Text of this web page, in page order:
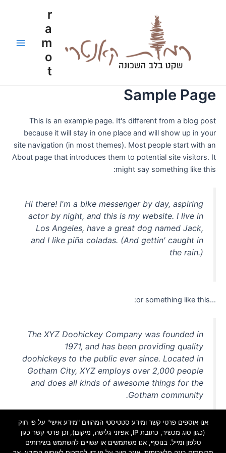
r
a
m
o
t
Sample Page
This is an example page. It's different from a blog post
because it will stay in one place and will show up in your
site navigation (in most themes). Most people start with an
About page that introduces them to potential site visitors. It
might say something like this:
Hi there! I'm a bike messenger by day, aspiring
actor by night, and this is my website. I live in
Los Angeles, have a great dog named Jack,
and I like piña coladas. (And gettin' caught in
the rain.)
…or something like this:
The XYZ Doohickey Company was founded in
1971, and has been providing quality
doohickeys to the public ever since. Located in
Gotham City, XYZ employs over 2,000 people
and does all kinds of awesome things for the
Gotham community.
As a new WordPress user, you should go toyour dashboard
אנו אוספים פרטי קשר ומידע סטטיסטי המהווים "מידע אישי" על פי חוק
(כגון סוג מכשיר, כתובת IP, אפיוני גלישה, מיקום), וכן פרטי קשר כגון
טלפון ומייל. בנוסף, אנו משתמשים או עשויים להשתמש בשירותים